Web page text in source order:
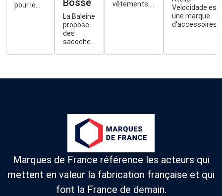
pour le
(31).
conçus.
Bosse
La Baleine
propose
des
sacoches
unique
broderie
Baleine.
vêtements &
Velocidade est
une marque
d'accessoires
Marques de France référence les acteurs qui
mettent en valeur la fabrication française et qui
font la France de demain.